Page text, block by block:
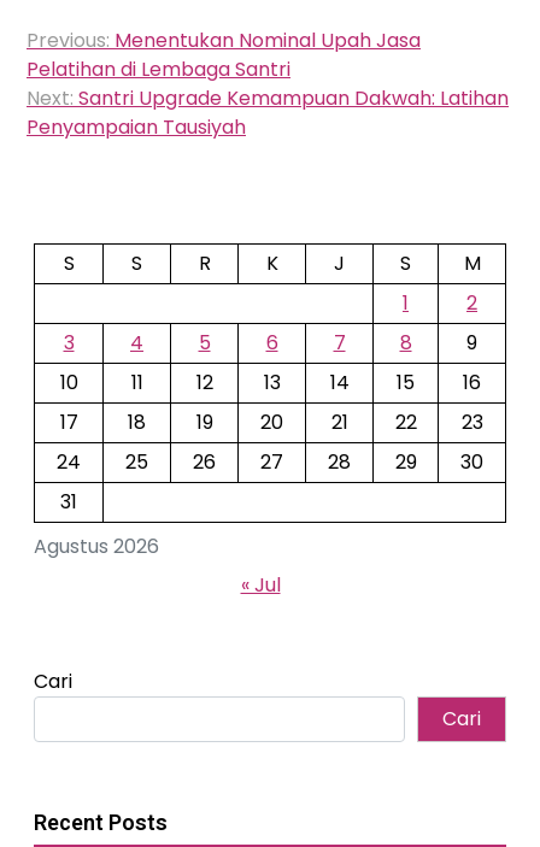
Navigasi
pos
Previous: Menentukan Nominal Upah Jasa
Pelatihan di Lembaga Santri
Next: Santri Upgrade Kemampuan Dakwah: Latihan
Penyampaian Tausiyah
Agustus 2026
S S R K J S
M
1
2
3
4 5 6 7 8
9
10
11 12 13 14 15
16
17
18 19 20 21 22
23
24
25 26 27 28 29
30
31
« Jul
Cari
Cari
Recent Posts